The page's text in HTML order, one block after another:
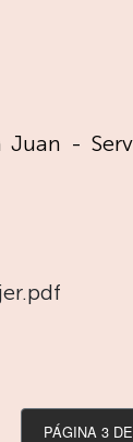
-
PÁGINA 3